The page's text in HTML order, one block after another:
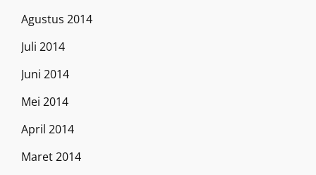
Agustus 2014
Juli 2014
Juni 2014
Mei 2014
April 2014
Maret 2014